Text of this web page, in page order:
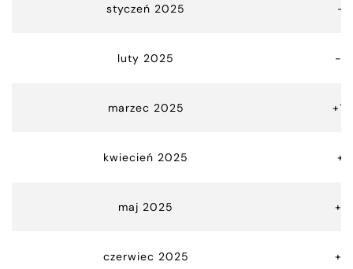
styczeń 2025 -
luty 2025 -
marzec 2025
kwiecień 2025
maj 2025
czerwiec 2025